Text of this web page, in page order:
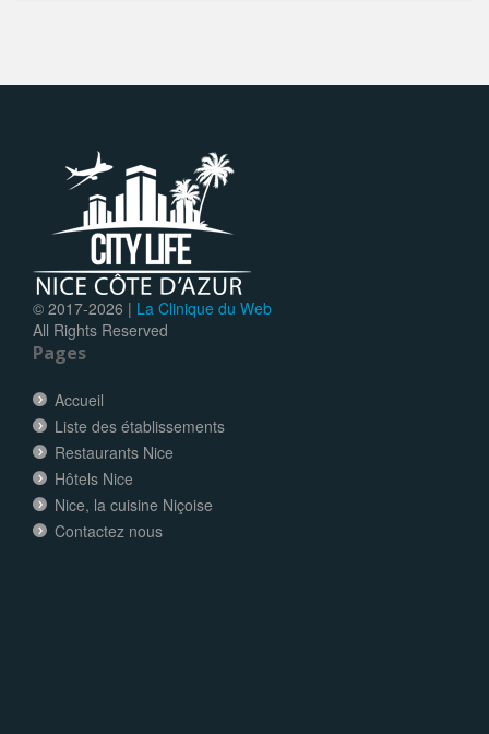
© 2017-2026 | La Clinique du Web
All Rights Reserved
Pages
Accueil
Liste des établissements
Restaurants Nice
Hôtels Nice
Nice, la cuisine Niçoise
Contactez nous